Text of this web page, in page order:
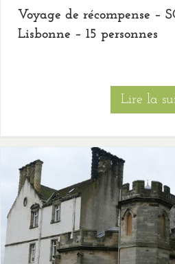
Voyage de récompense –
Lisbonne – 15 personnes
Lire la